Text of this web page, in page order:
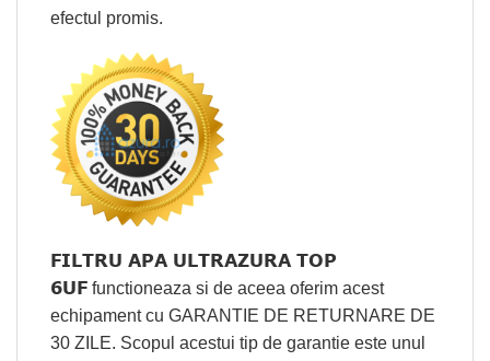
efectul promis.
FILTRU APA ULTRAZURA TOP
6UF functioneaza si de aceea oferim acest
echipament cu GARANTIE DE RETURNARE DE
30 ZILE. Scopul acestui tip de garantie este unul